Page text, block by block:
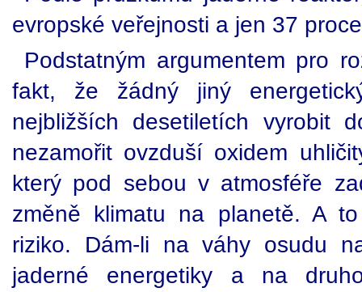
evropské veřejnosti a jen 37
Podstatným argumentem pro
fakt, že žádný jiný
nejbližších desetiletích vyrobit
nezamořit ovzduší oxidem
který pod sebou v atmosféře
změně klimatu na planetě. A
riziko. Dám-li na váhy osudu
jaderné energetiky a na